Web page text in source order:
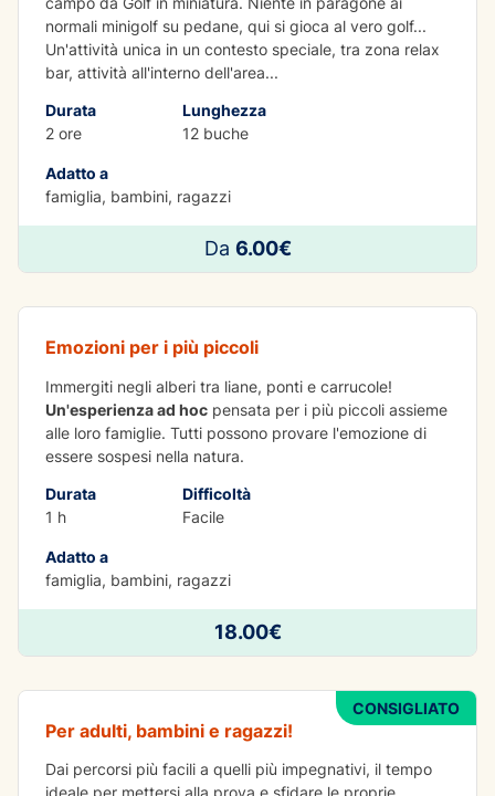
normali minigolf su pedane, qui si gioca al vero golf...
Un'attività unica in un contesto speciale, tra zona relax
bar, attività all'interno dell'area...
Durata
2 ore
Lunghezza
12 buche
Adatto a
famiglia, bambini, ragazzi
Da 6.00€
IMPARARE DIVERTENDOSI
Parco avventura 1h
Emozioni per i più piccoli
Immergiti negli alberi tra liane, ponti e carrucole!
Un'esperienza ad hoc pensata per i più piccoli assieme
alle loro famiglie. Tutti possono provare l'emozione di
essere sospesi nella natura.
Durata
1 h
Difficoltà
Facile
Adatto a
famiglia, bambini, ragazzi
18.00€
CONSIGLIATO
Parco avventura 2h
Per adulti, bambini e ragazzi!
Dai percorsi più facili a quelli più impegnativi, il tempo